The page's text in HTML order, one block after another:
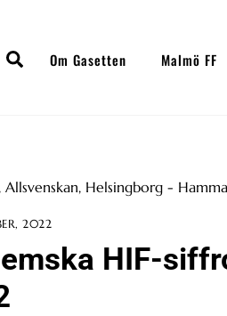
SearchOm Gasetten Malmö FF
2022
HIF-